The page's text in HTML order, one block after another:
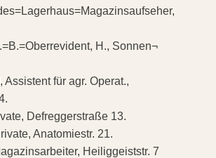
H., Sonnen¬
Assistent für agr. Operat.,
Defreggerstraße 13.
Anatomiestr. 21.
Heiliggeiststr. 7